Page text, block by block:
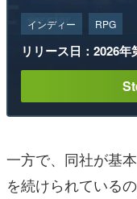
インディー RPG
リリース日：2026年
一方で、同社が基
を続けられている